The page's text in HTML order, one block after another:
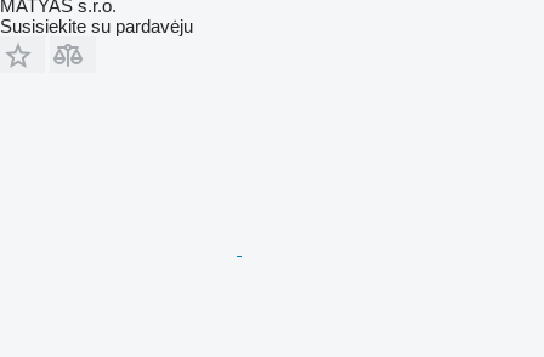
MATYAS s.r.o.
Susisiekite su pardavėju